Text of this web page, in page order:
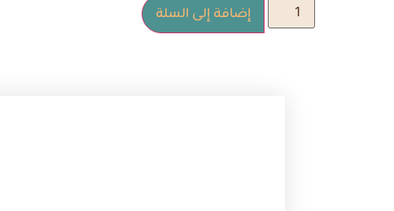
إضافة إلى السلة